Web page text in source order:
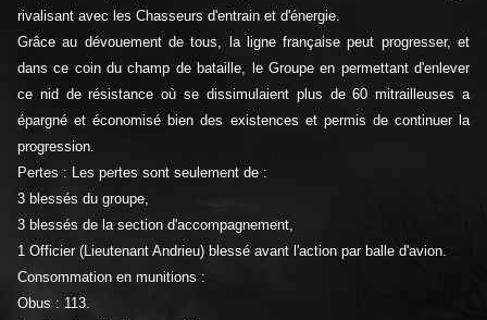
rivalisant avec les Chasseurs d'entrain et d'énergie.
Grâce au dévouement de tous, la ligne française peut progresser, et
dans ce coin du champ de bataille, le Groupe en permettant d'enlever
ce nid de résistance où se dissimulaient plus de 60 mitrailleuses a
épargné et économisé bien des existences et permis de continuer la
progression.
Pertes : Les pertes sont seulement de :
3 blessés du groupe,
3 blessés de la section d'accompagnement,
1 Officier (Lieutenant Andrieu) blessé avant l'action par balle d'avion.
Consommation en munitions :
Obus : 113.